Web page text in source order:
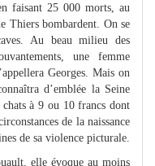
faisant 25 000 morts, au
Thiers bombardent. On se
Au beau milieu des
une femme
Georges. Mais on
d’emblée la Seine
à 9 ou 10 francs dont
de la naissance
de sa violence picturale.
elle évoque au moins